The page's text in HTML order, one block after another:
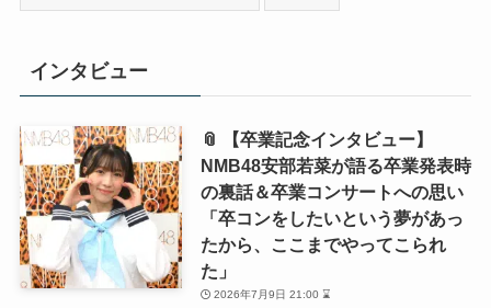
索:
インタビュー
📎 【卒業記念インタビュー】
NMB48安部若菜が語る卒業発表時
の裏話＆卒業コンサートへの思い
「卒コンをしたいという夢があっ
たから、ここまでやってこられ
た」
2026年7月9日 21:00 ⌛